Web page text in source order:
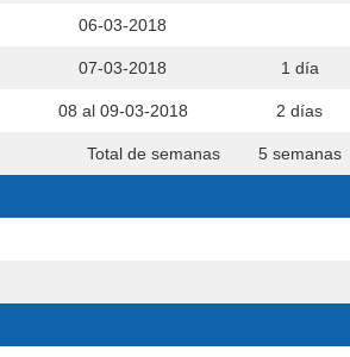
06-03-2018
07-03-2018 1 día
08 al 09-03-2018 2 días
Total de semanas 5 semanas